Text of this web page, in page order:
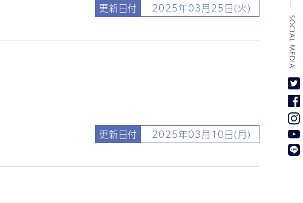
更新日付 2025年03月25日(火)
更新日付 2025年03月10日(月)
SOCIAL MEDIA